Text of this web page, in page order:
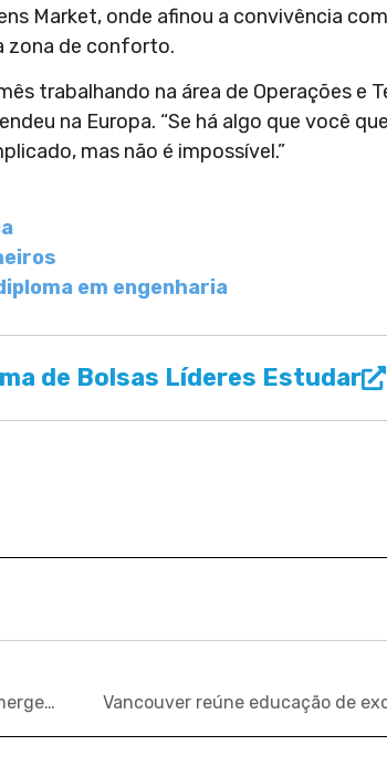
Market, onde afinou a convivência
zona de conforto.
trabalhando na área de Operações e
na Europa. “Se há algo que você
mas não é impossível.”
em engenharia
de Bolsas Líderes Estudar
Universidade de Pequim é a melhor dos países emergentes, diz ranking